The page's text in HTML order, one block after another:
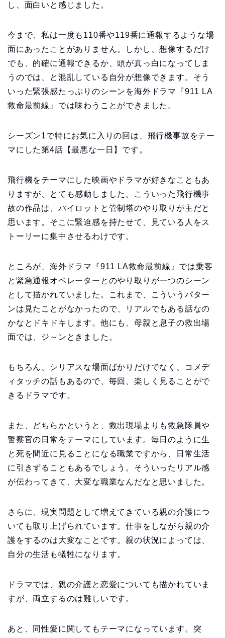
し、面白いと感じました。
今まで、私は一度も110番や119番に通報するような場
面にあったことがありません。しかし、想像するだけ
でも、的確に通報できるか、頭が真っ白になってしま
うのでは、と混乱している自分が想像できます。そう
いった緊張感たっぷりのシーンを海外ドラマ『911 LA
救命最前線』では味わうことができました。
シーズン1で特にお気に入りの回は、飛行機事故をテー
マにした第4話【最悪な一日】です。
飛行機をテーマにした映画やドラマが好きなこともあ
りますが、とても感動しました。こういった飛行機事
故の作品は、パイロットと管制塔のやり取りが主だと
思います。そこに緊迫感を持たせて、見ている人をス
トーリーに集中させるわけです。
ところが、海外ドラマ『911 LA救命最前線』では乗客
と緊急通報オペレーターとのやり取りが一つのシーン
として描かれていました。これまで、こういうパター
ンは見たことがなかったので、リアルでもある話なの
かなとドキドキします。他にも、母親と息子の救出場
面では、ジ～ンときました。
もちろん、シリアスな場面ばかりだけでなく、コメデ
ィタッチの話もあるので、毎回、楽しく見ることがで
きるドラマです。
また、どちらかというと、救出現場よりも救急隊員や
警察官の日常をテーマにしています。毎日のように生
と死を間近に見ることになる職業ですから、日常生活
に引きずることもあるでしょう。そういったリアル感
が伝わってきて、大変な職業なんだなと思いました。
さらに、現実問題として増えてきている親の介護につ
いても取り上げられています。仕事をしながら親の介
護をするのは大変なことです。親の状況によっては、
自分の生活も犠牲になります。
ドラマでは、親の介護と恋愛についても描かれていま
すが、両立するのは難しいです。
あと、同性愛に関してもテーマになっています。突